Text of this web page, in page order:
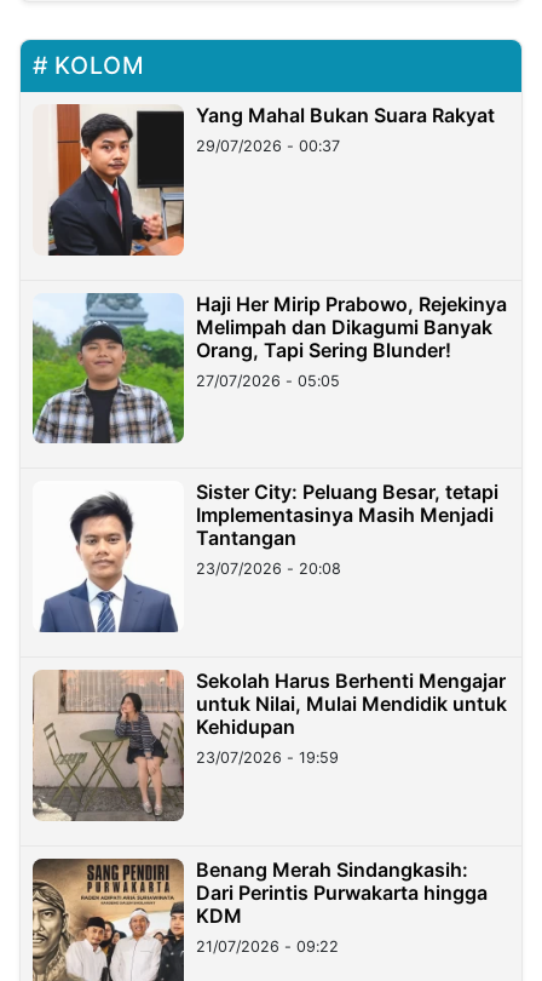
KOLOM
Yang Mahal Bukan Suara Rakyat
29/07/2026 - 00:37
Haji Her Mirip Prabowo, Rejekinya
Melimpah dan Dikagumi Banyak
Orang, Tapi Sering Blunder!
27/07/2026 - 05:05
Sister City: Peluang Besar, tetapi
Implementasinya Masih Menjadi
Tantangan
23/07/2026 - 20:08
Sekolah Harus Berhenti Mengajar
untuk Nilai, Mulai Mendidik untuk
Kehidupan
23/07/2026 - 19:59
Benang Merah Sindangkasih:
Dari Perintis Purwakarta hingga
KDM
21/07/2026 - 09:22